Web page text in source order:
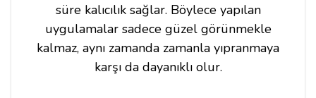
süre kalıcılık sağlar. Böylece yapılan
uygulamalar sadece güzel görünmekle
kalmaz, aynı zamanda zamanla yıpranmaya
karşı da dayanıklı olur.